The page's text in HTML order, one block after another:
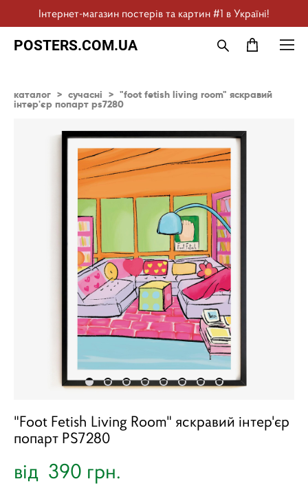
Інтернет-магазин постерів та картин #1 в Україні!
POSTERS.COM.UA
каталог > сучасні > "foot fetish living room" яскравий
інтер'єр попарт ps7280
"Foot Fetish Living Room" яскравий інтер'єр
попарт PS7280
від 390 грн.